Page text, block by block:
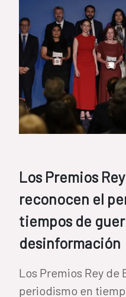
Los Premios
reconocen el
tiempos de
desinformación
Los Premios Rey de
periodismo en